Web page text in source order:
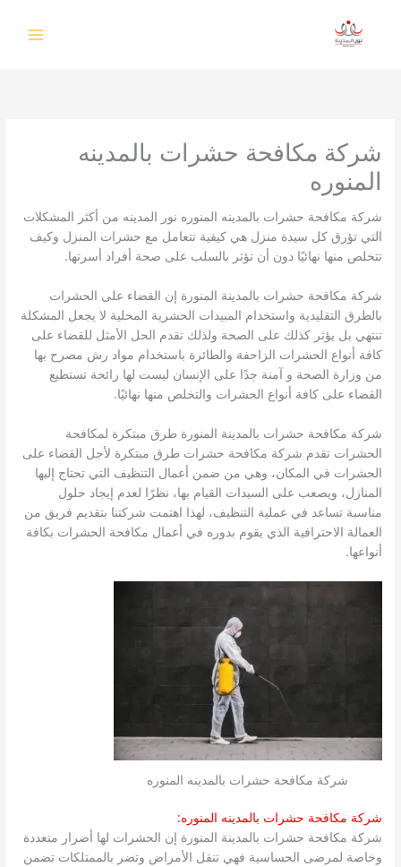
المحتوى
شركة مكافحة حشرات بالمدينه
المنوره
شركة مكافحة حشرات بالمدينه المنوره نور المدينه من أكثر المشكلات
التي تؤرق كل سيدة منزل هي كيفية تتعامل مع حشرات المنزل وكيف
تتخلص منها نهائيًا دون أن تؤثر بالسلب على صحة أفراد أسرتها.
شركة مكافحة حشرات بالمدينة المنورة إن القضاء على الحشرات
بالطرق التقليدية واستخدام المبيدات الحشرية المحلية لا يجعل المشكلة
تنتهي بل يؤثر كذلك على الصحة ولذلك تقدم الحل الأمثل للقضاء على
كافة أنواع الحشرات الزاحفة والطائرة باستخدام مواد رش مصرح بها
من وزارة الصحة و آمنة جدًا على الإنسان ليست لها رائحة تستطيع
القضاء على كافة أنواع الحشرات والتخلص منها نهائيًا.
شركة مكافحة حشرات بالمدينة المنورة طرق مبتكرة لمكافحة
الحشرات تقدم شركة مكافحة حشرات طرق مبتكرة لأجل القضاء على
الحشرات في المكان، وهي من ضمن أعمال التنظيف التي تحتاج إليها
المنازل، ويصعب على السيدات القيام بها، نظرًا لعدم إيجاد حلول
مناسبة تساعد في عملية التنظيف، لهذا اهتمت شركتنا بتقديم فريق من
العمالة الاحترافية الذي يقوم بدوره في أعمال مكافحة الحشرات بكافة
أنواعها.
شركة مكافحة حشرات بالمدينه المنوره
شركة مكافحة حشرات بالمدينه المنوره:
شركة مكافحة حشرات بالمدينة المنورة إن الحشرات لها أضرار متعددة
وخاصة لمرضى الحساسية فهي تنقل الأمراض وتضر بالممتلكات تضمن